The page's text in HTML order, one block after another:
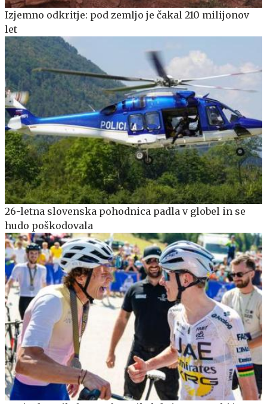
Izjemno odkritje: pod zemljo je čakal 210 milijonov
let
26-letna slovenska pohodnica padla v globel in se
hudo poškodovala